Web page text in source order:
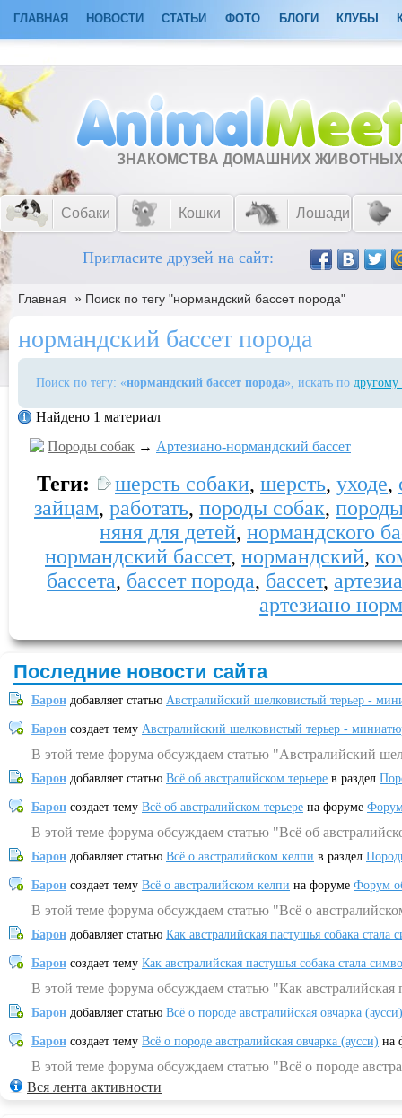
ГЛАВНАЯ НОВОСТИ СТАТЬИ ФОТО БЛОГИ КЛУБЫ
ЗНАКОМСТВА ДОМАШНИХ
Собаки Кошки Лошади
Пригласите друзей на сайт:
Главная » Поиск по тегу "нормандский бассет порода"
нормандский бассет порода
Поиск по тегу: «нормандский бассет порода», искать по другому
Найдено 1 материал
Породы собак → Артезиано-нормандский бассет
Теги: шерсть собаки, шерсть, уходе,
зайцам, работать, породы собак,
няня для детей, нормандского
нормандский бассет, нормандский,
бассета, бассет порода, бассет,
артезиано
Последние новости сайта
Барон добавляет статью Австралийский шелковистый терьер -
Барон создает тему Австралийский шелковистый терьер -
В этой теме форума обсуждаем статью "Австралийский
Барон добавляет статью Всё об австралийском терьере в раздел
Барон создает тему Всё об австралийском терьере на форуме
В этой теме форума обсуждаем статью "Всё об
Барон добавляет статью Всё о австралийском келпи в раздел
Барон создает тему Всё о австралийском келпи на форуме Форум
В этой теме форума обсуждаем статью "Всё о
Барон добавляет статью Как австралийская пастушья собака
Барон создает тему Как австралийская пастушья собака стала
В этой теме форума обсуждаем статью "Как
Барон добавляет статью Всё о породе австралийская овчарка (аусси)
Барон создает тему Всё о породе австралийская овчарка (аусси) на
В этой теме форума обсуждаем статью "Всё о породе
Вся лента активности